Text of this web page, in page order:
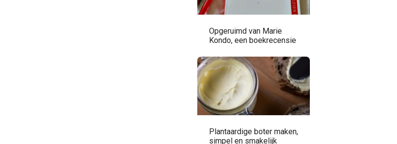
Opgeruimd van Marie
Kondo, een boekrecensie
Plantaardige boter maken,
simpel en smakelijk